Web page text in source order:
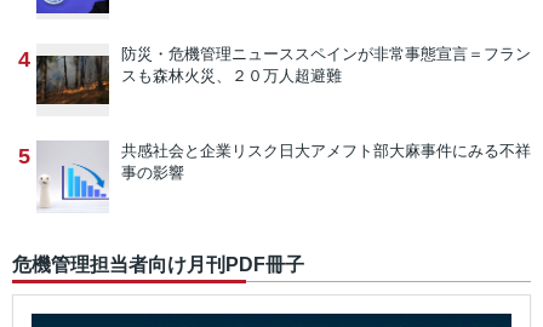
4 防災・危機管理ニューススペインが非常事態宣言＝フラン
スも森林火災、２０万人超避難
5 共感社会と企業リスク 日大アメフト部大麻事件にみる不祥
事の影響
危機管理担当者向け月刊PDF冊子